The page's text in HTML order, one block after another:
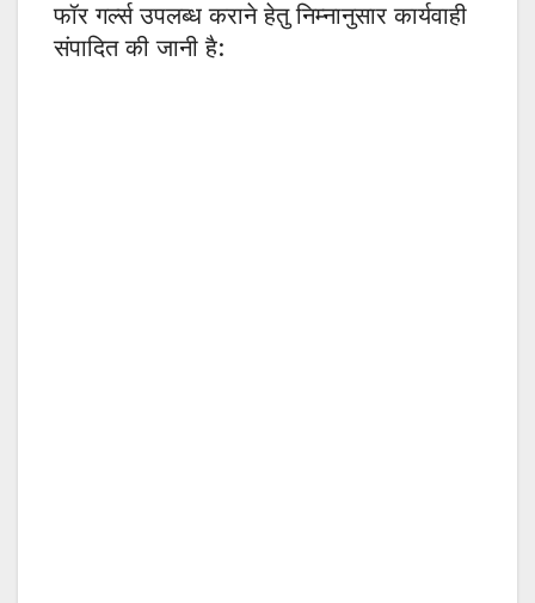
फॉर गर्ल्स उपलब्ध कराने हेतु निम्नानुसार कार्यवाही
संपादित की जानी है: